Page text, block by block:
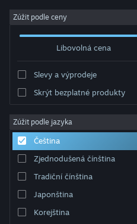
Přihlásit se
Komunita
Informace
Podpora
Změnit jazyk
Mobilní aplikace služby Steam
Zúžit podle ceny
Libovolná cena
Slevy a výprodeje
Skrýt bezplatné produkty
Zúžit podle jazyka
Čeština
Zjednodušená čínština
Tradiční čínština
Japonština
Korejština
Vývojář: Soul Catapult
Seřadit podle